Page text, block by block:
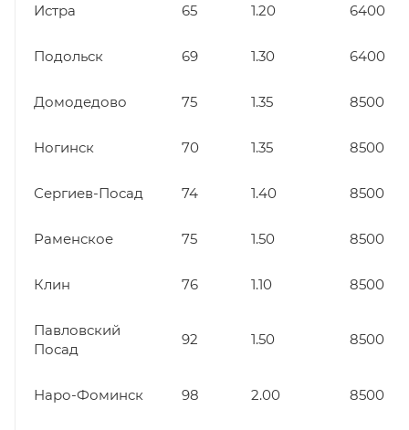
Истра 65 1.20 6400
Подольск 69 1.30 6400
Домодедово 75 1.35 8500
Ногинск 70 1.35 8500
Сергиев-Посад 74 1.40 8500
Раменское 75 1.50 8500
Клин 76 1.10 8500
Павловский
Посад
92 1.50 8500
Наро-Фоминск 98 2.00 8500